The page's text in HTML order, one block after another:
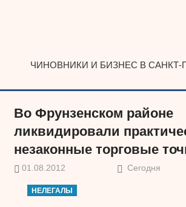
ЧИНОВНИКИ И БИЗНЕС В САНКТ-
Во Фрунзенском районе
ликвидировали
незаконные торговые
01.08.2012 Сегодня
НЕЛЕГАЛЫ